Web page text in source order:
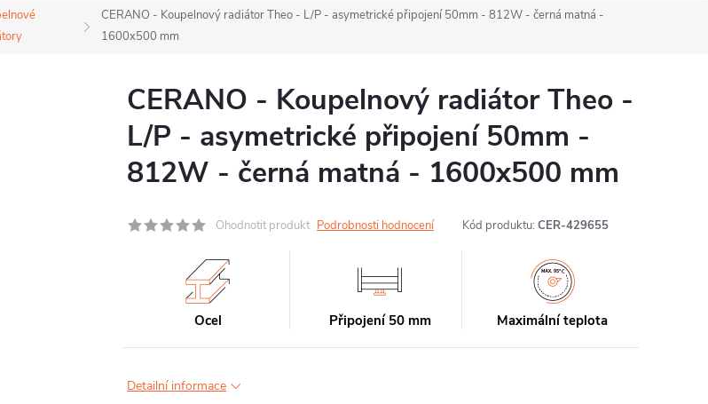
CERANO - Koupelnový radiátor Theo - L/P - asymetrické připojení 50mm - 812W - černá matná -
1600x500 mm
CERANO - Koupelnový radiátor Theo -
L/P - asymetrické připojení 50mm -
812W - černá matná - 1600x500 mm
Ohodnotit produkt Podrobnosti hodnocení Kód produktu: CER-429655
Ocel Připojení 50 mm Maximální teplota
Detailní informace